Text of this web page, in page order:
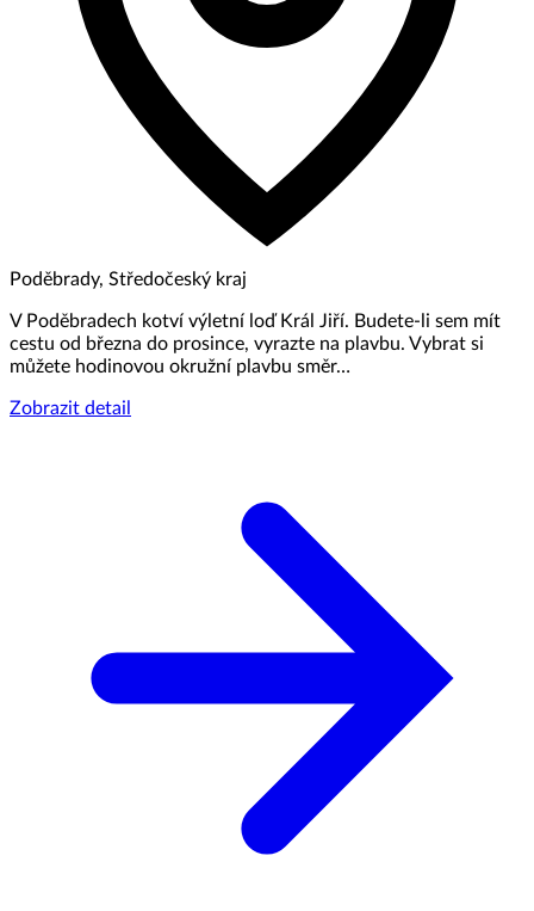
Poděbrady, Středočeský kraj
V Poděbradech kotví výletní loď Král Jiří. Budete-li sem mít
cestu od března do prosince, vyrazte na plavbu. Vybrat si
můžete hodinovou okružní plavbu směr…
Zobrazit detail